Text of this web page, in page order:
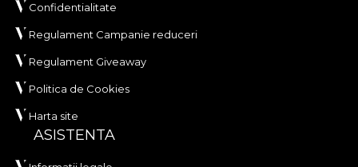
Confidentialitate
Regulament Campanie reduceri
Regulament Giveaway
Politica de Cookies
Harta site
ASISTENTA